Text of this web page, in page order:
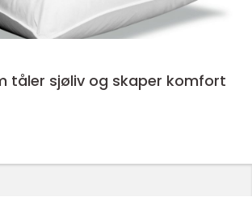
tåler sjøliv og skaper komfort